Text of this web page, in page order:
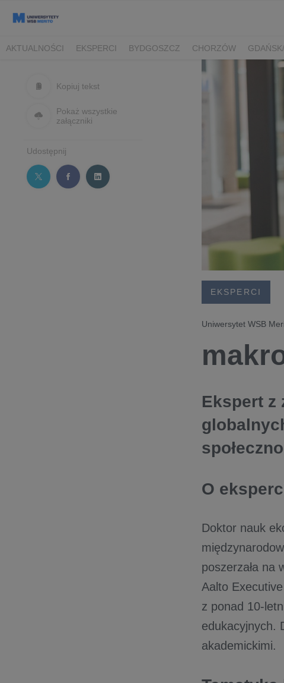
AKTUALNOŚCI EKSPERCI BYDGOSZCZ CHORZÓW
Kopiuj tekst
Pokaż wszystkie
załączniki
Udostępnij
EKSPERCI
Uniwersytet WSB
Ekspert z
O
Doktor nauk
poszerzała na
Aalto
z ponad 10-
edukacyjnych.
akademickimi.